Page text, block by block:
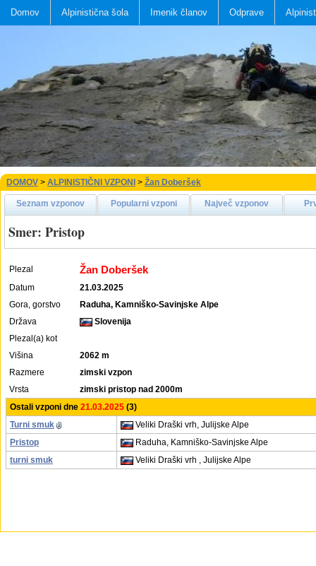
Domov Alpinistična šola Imenik članov Odprave
DOMOV > ALPINISTIČNI VZPONI > Žan Doberšek
Seznam vzponov Popularni vzponi Največ vzponov
Smer: Pristop
Plezal Žan Doberšek
Datum
21.03.2025
Gora, gorstvo
Raduha, Kamniško-Savinjske Alpe
Država
Slovenija
Plezal(a) kot
Višina
2062 m
Razmere
zimski vzpon
Vrsta
zimski pristop nad 2000m
Ostali vzponi dne 21.03.2025 (3)
Turni smuk
Veliki Draški vrh, Julijske Alpe
Pristop
Raduha, Kamniško-Savinjske Alpe
turni smuk
Veliki Draški vrh , Julijske Alpe